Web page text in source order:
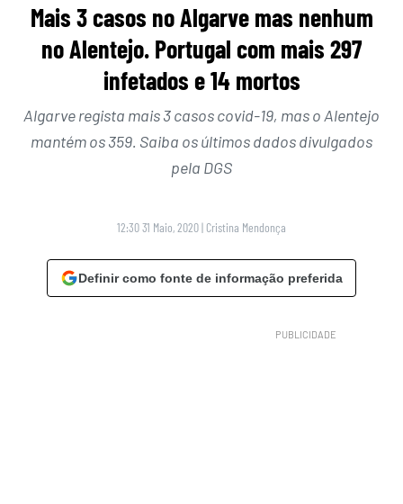
Mais 3 casos no Algarve mas nenhum
no Alentejo. Portugal com mais 297
infetados e 14 mortos
Algarve regista mais 3 casos covid-19, mas o Alentejo
mantém os 359. Saiba os últimos dados divulgados
pela DGS
12:30 31 Maio, 2020| Cristina Mendonça
Definir como fonte de informação preferida